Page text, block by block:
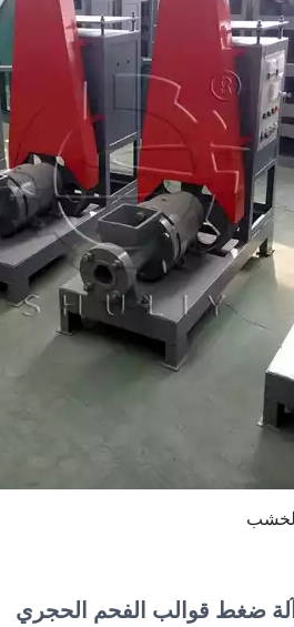
آلة ضغط قوالب الفحم الحجري